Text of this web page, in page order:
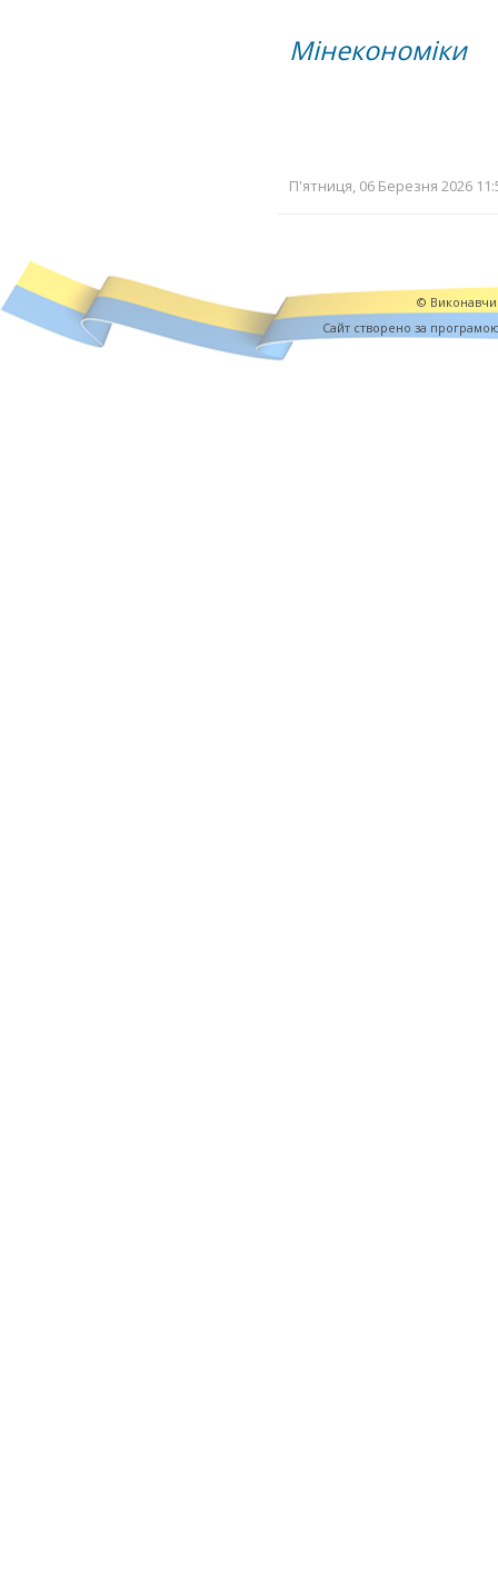
Мінекономіки
П'ятниця, 06 Березня 2026
©
Cайт створено за